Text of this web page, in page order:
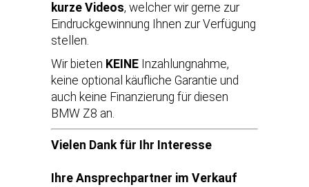
kurze Videos, welcher wir gerne zur
Eindruckgewinnung Ihnen zur Verfügung
stellen.
Wir bieten KEINE Inzahlungnahme,
keine optional käufliche Garantie und
auch keine Finanzierung für diesen
BMW Z8 an.
Vielen Dank für Ihr Interesse
Ihre Ansprechpartner im Verkauf